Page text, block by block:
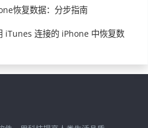
恢复数据：分步指南
iTunes 连接的 iPhone 中恢复数